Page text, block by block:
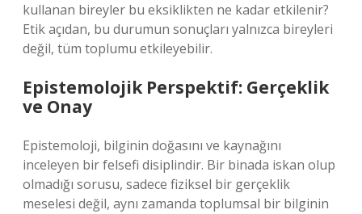
kullanan bireyler bu eksiklikten ne kadar etkilenir?
Etik açıdan, bu durumun sonuçları yalnızca bireyleri
değil, tüm toplumu etkileyebilir.
Epistemolojik Perspektif: Gerçeklik
ve Onay
Epistemoloji, bilginin doğasını ve kaynağını
inceleyen bir felsefi disiplindir. Bir binada iskan olup
olmadığı sorusu, sadece fiziksel bir gerçeklik
meselesi değil, aynı zamanda toplumsal bir bilginin